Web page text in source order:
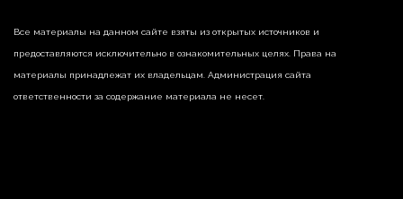
Все материалы на данном сайте взяты из открытых источников и
предоставляются исключительно в ознакомительных целях. Права на
материалы принадлежат их владельцам. Администрация сайта
ответственности за содержание материала не несет.